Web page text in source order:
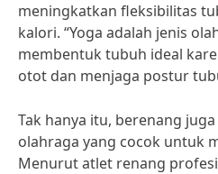
meningkatkan fleksibilitas
kalori. “Yoga adalah jenis
membentuk tubuh ideal
otot dan menjaga postur
Tak hanya itu, berenang
olahraga yang cocok untuk
Menurut atlet renang